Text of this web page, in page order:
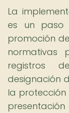
La
es un paso
promoción
normativas
registros
designación
la